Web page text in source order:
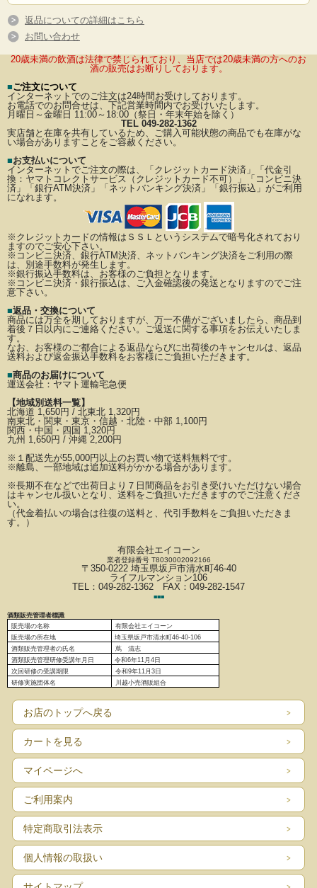
返品についての詳細はこちら
お問い合わせ
20歳未満の飲酒は法律で禁じられており、当店では20歳未満の方へのお
酒の販売はお断りしております。
■ご注文について
インターネットでのご注文は24時間お受けしております。
お電話でのお問合せは、下記営業時間内でお受けいたします。
月曜日～金曜日 11:00～18:00（祭日・年末年始を除く）
TEL 049-282-1362
実店舗と在庫を共有しているため、ご購入可能状態の商品でも在庫がな
い場合がありますことをご容赦ください。
■お支払いについて
インターネットでご注文の際は、「クレジットカード決済」「代金引
換：ヤマトコレクトサービス（クレジットカード不可）」
「コンビニ決
済」「銀行ATM決済」「ネットバンキング決済」「銀行振込」がご利用
になれます。
※クレジットカードの情報はＳＳＬというシステムで暗号化されており
ますのでご安心下さい。
※コンビニ決済、銀行ATM決済、ネットバンキング決済をご利用の際
は、別途手数料が発生します。
※銀行振込手数料は、お客様のご負担となります。
※コンビニ決済・銀行振込は、ご入金確認後の発送となりますのでご注
意下さい。
■返品・交換について
商品には万全を期しておりますが、万一不備がございましたら、商品到
着後７日以内にご連絡ください。
ご返送に関する事項をお伝えいたしま
す。
なお、お客様のご都合による返品ならびに出荷後のキャンセルは、返品
送料および返金振込手数料をお客様にご負担いただきます。
■商品のお届けについて
運送会社： ヤマト運輸宅急便
【地域別送料一覧】
北海道 1,650円 / 北東北 1,320円
南東北・関東・東京・信越・北陸・中部 1,100円
関西・中国・四国 1,320円
九州 1,650円 / 沖縄 2,200円
※ １配送先が55,000円以上のお買い物で送料無料です。
※離島、一部地域は追加送料がかかる場合があります。
※長期不在などで出荷日より７日間商品をお引き受けいただけない場合
はキャンセル扱いとなり、 送料をご負担いただきますのでご注意くださ
い。
（代金着払いの場合は往復の送料と、代引手数料をご負担いただきま
す。）
有限会社エイコーン
業者登録番号 T8030002092166
〒350-0222 埼玉県坂戸市清水町46-40
ライフルマンション106
TEL：049-282-1362 FAX：049-282-1547
■■■
酒類販売管理者標識
販売場の名称
有限会社エイコーン
販売場の所在地
埼玉県坂戸市清水町46-40-106
酒類販売管理者の氏名
蔦 清志
酒類販売管理研修受講年月日
令和6年11月4日
次回研修の受講期限
令和9年11月3日
研修実施団体名
川越小売酒販組合
お店のトップへ戻る
カートを見る
マイページへ
ご利用案内
特定商取引法表示
個人情報の取扱い